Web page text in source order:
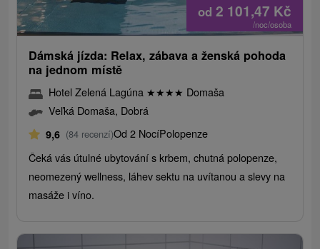
od 2 101,47 Kč
/noc/osoba
Dámská jízda: Relax, zábava a ženská pohoda
na jednom místě
Hotel Zelená Lagúna ★★★★ Domaša
Veľká Domaša, Dobrá
9,6 (84 recenzí)Od 2 NocíPolopenze
Čeká vás útulné ubytování s krbem, chutná polopenze,
neomezený wellness, láhev sektu na uvítanou a slevy na
masáže i víno.